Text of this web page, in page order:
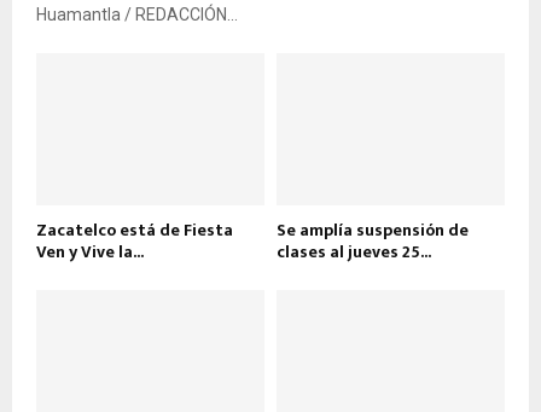
Huamantla / REDACCIÓN...
Zacatelco está de Fiesta
Ven y Vive la...
Se amplía suspensión de
clases al jueves 25...